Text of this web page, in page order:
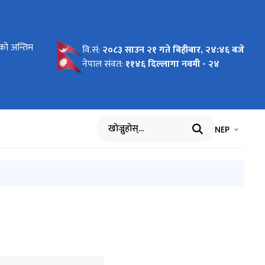
अन्तिम
पदमा
वि.सं: २०८३ साउन २१ गते बिहीबार, २४:४६ बजे
नेपाल संवत: ११४६ दिल्लागा नवमी - २४
खोज्नुहोस् भाषा चयन
NEP